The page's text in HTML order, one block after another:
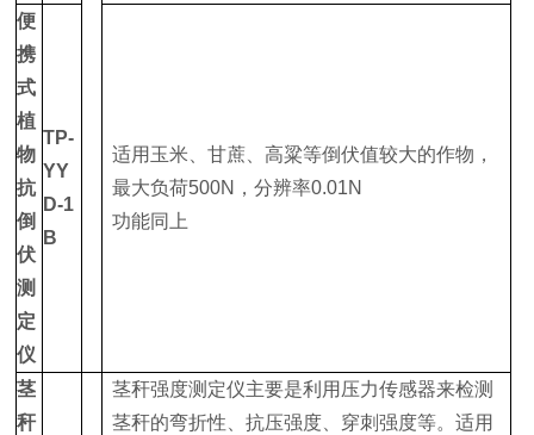
便
携
式
植
物
抗
倒
伏
测
定
仪
TP-
YY
D-1
B
适用玉米、甘蔗、高粱等倒伏值较大的作物，
最大负荷500N，分辨率0.01N
功能同上
茎
秆
茎秆强度测定仪主要是利用压力传感器来检测
茎秆的弯折性、抗压强度、穿刺强度等。适用